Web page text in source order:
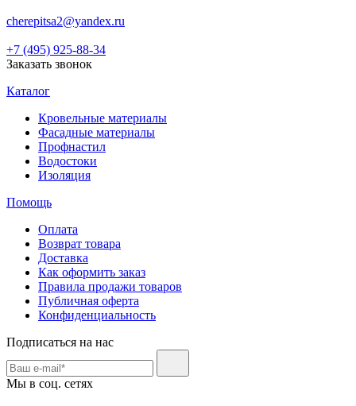
cherepitsa2@yandex.ru
+7 (495) 925-88-34
Заказать звонок
Каталог
Кровельные материалы
Фасадные материалы
Профнастил
Водостоки
Изоляция
Помощь
Оплата
Возврат товара
Доставка
Как оформить заказ
Правила продажи товаров
Публичная оферта
Конфиденциальность
Подписаться на нас
Мы в соц. сетях